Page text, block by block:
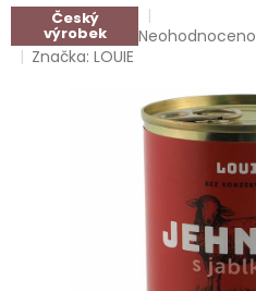
Český
výrobek
Průměrné
je
0,0
hvězdiček.
Neohodnoceno
Značka:LOUIE